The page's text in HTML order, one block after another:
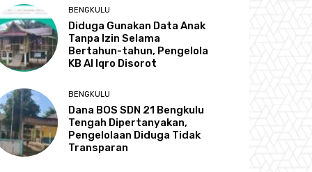
BENGKULU
Diduga Gunakan Data Anak
Tanpa Izin Selama
Bertahun-tahun, Pengelola
KB Al Iqro Disorot
BENGKULU
Dana BOS SDN 21 Bengkulu
Tengah Dipertanyakan,
Pengelolaan Diduga Tidak
Transparan